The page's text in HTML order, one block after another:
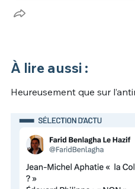
À lire aussi :
Heureusement que sur